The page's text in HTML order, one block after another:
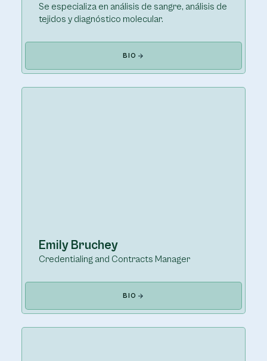
Se especializa en análisis de sangre, análisis de
tejidos y diagnóstico molecular.
BIO
Emily Bruchey
Credentialing and Contracts Manager
BIO